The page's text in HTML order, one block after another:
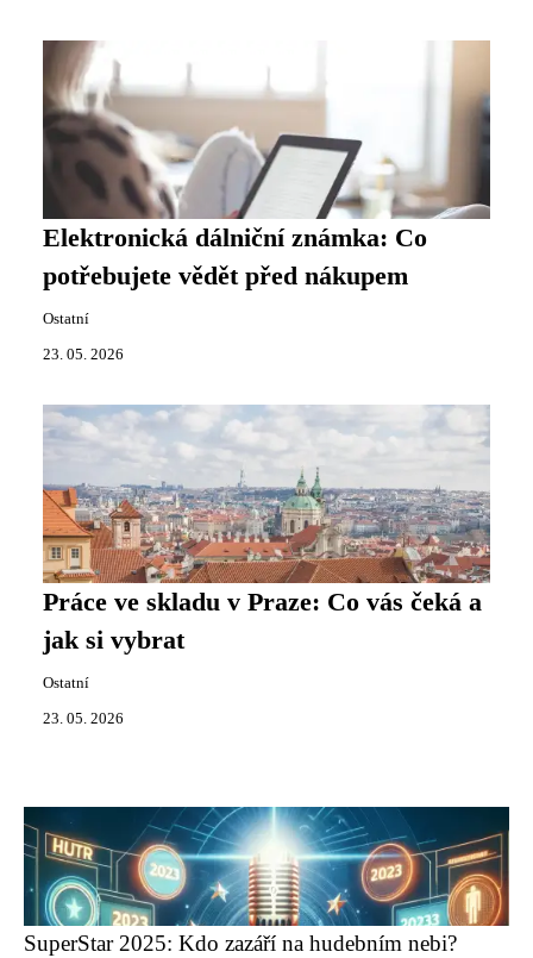
Elektronická dálniční známka: Co
potřebujete vědět před nákupem
Ostatní
23. 05. 2026
Práce ve skladu v Praze: Co vás čeká a
jak si vybrat
Ostatní
23. 05. 2026
SuperStar 2025: Kdo zazáří na hudebním nebi?